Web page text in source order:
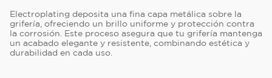
Electroplating deposita una fina capa metálica sobre la
grifería, ofreciendo un brillo uniforme y protección contra
la corrosión. Este proceso asegura que tu grifería mantenga
un acabado elegante y resistente, combinando estética y
durabilidad en cada uso.